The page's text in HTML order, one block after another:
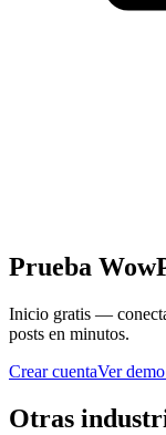
Prueba
Inicio gratis —
posts en minutos.
Crear cuentaVer
Otras